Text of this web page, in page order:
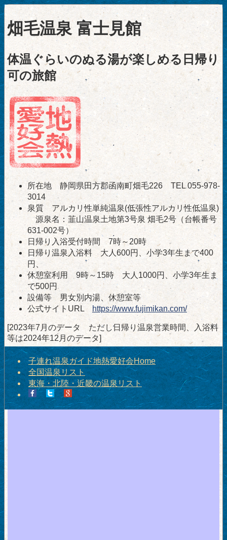
畑毛温泉 富士見館
体温ぐらいのぬる湯が楽しめる日帰り
可の旅館
所在地 静岡県田方郡函南町畑毛226 TEL 055-978-
3014
泉質 アルカリ性単純温泉(低張性アルカリ性低温泉)
源泉名：韮山温泉土地第3号泉 畑毛2号（台帳番号
631-002号）
日帰り入浴受付時間 7時～20時
日帰り温泉入浴料 大人600円、小学3年生まで400
円、
休憩室利用 9時～15時 大人1000円、小学3年生ま
で500円
設備等 男女別内湯、休憩室等
公式サイトURL
https://www.fujimikan.com/
[2023年7月のデータ ただし日帰り温泉営業時間、入浴料
等は2024年12月のデータ]
子連れ温泉ガイド地熱愛好会Home
全国温泉リスト
東海・北陸・近畿の温泉リスト